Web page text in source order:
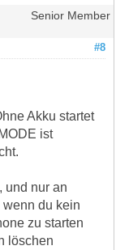
Senior Member
#8
Akku startet
ist
und nur an
wenn du kein
zu starten
löschen